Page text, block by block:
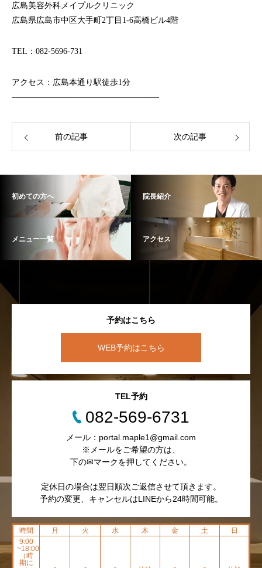
広島美容外科メイプルクリニック
広島県広島市中区大手町2丁目1-6高橋ビル4階
TEL：082-5696-731
アクセス：広島本通り駅徒歩1分
——————————————————
前の記事 次の記事
初めての方へ 院長紹介
メニュー一覧 アクセス
予約はこちら
WEB予約はこちら
TEL予約
082-569-6731
メール：portal.maple1@gmail.com
※メールをご希望の方は、
下の✉マークを押してください。
定休日の場合は翌日順次ご返信させて頂きます。
予約の変更、キャンセルはLINEから24時間可能。
時間 月 火 水 木 金 土
日
9:00
~18:00
（時
期に